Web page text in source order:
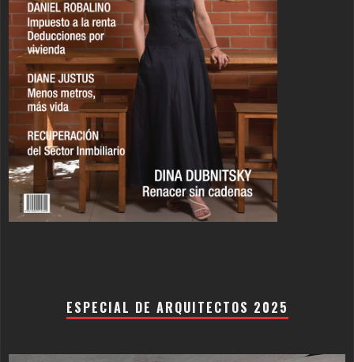
ESPECIAL DE ARQUITECTOS 2025